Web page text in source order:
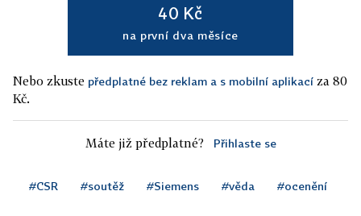
40 Kč
na první dva měsíce
Nebo zkuste předplatné bez reklam a s mobilní aplikací za 80
Kč.
Máte již předplatné? Přihlaste se
#CSR #soutěž #Siemens #věda #ocenění